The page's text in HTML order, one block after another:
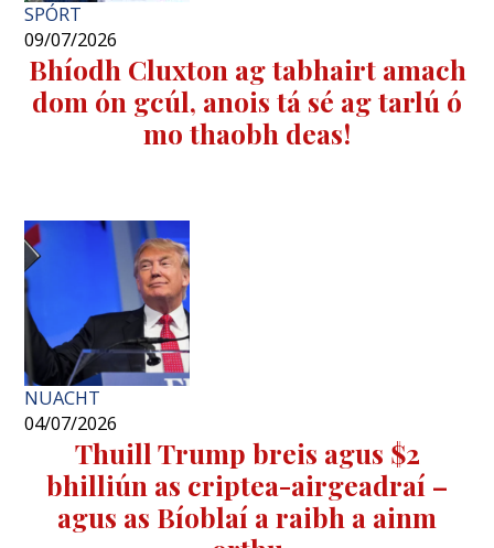
SPÓRT
09/07/2026
Bhíodh Cluxton ag tabhairt amach
dom ón gcúl, anois tá sé ag tarlú ó
mo thaobh deas!
NUACHT
04/07/2026
Thuill Trump breis agus $2
bhilliún as criptea-airgeadraí –
agus as Bíoblaí a raibh a ainm